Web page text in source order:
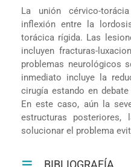
La unión cérvico-
inflexión entre la
torácica rígida. Las
incluyen fracturas-
problemas neurológicos
inmediato incluye la
cirugía estando en
En este caso, aún la
estructuras
solucionar el problema
BIBLIOGRAFÍA